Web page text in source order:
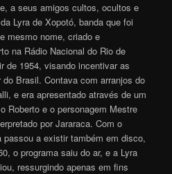
a seus amigos cultos, ocultos e
Lyra de Xopotó, banda que foi
mesmo nome, criado e
na Rádio Nacional do Rio de
de 1954, visando incentivar as
Brasil. Contava com arranjos do
e era apresentado através de um
Roberto e o personagem Mestre
por Jararaca. Com o
passou a existir também em disco,
o programa saiu do ar, e a Lyra
ressurgindo apenas em fins